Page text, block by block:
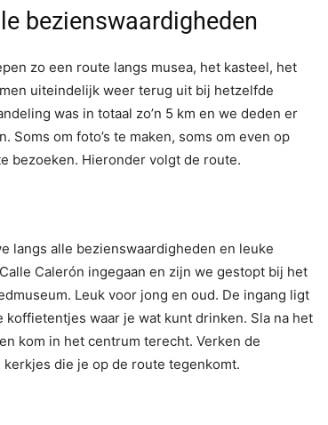
bezienswaardigheden
zo een route langs musea, het kasteel, het
uiteindelijk weer terug uit bij hetzelfde
was in totaal zo’n 5 km en we deden er
Soms om foto’s te maken, soms om even op
bezoeken. Hieronder volgt de route.
langs alle bezienswaardigheden en leuke
Calerón ingegaan en zijn we gestopt bij het
Leuk voor jong en oud. De ingang ligt
waar je wat kunt drinken. Sla na het
kom in het centrum terecht. Verken de
die je op de route tegenkomt.